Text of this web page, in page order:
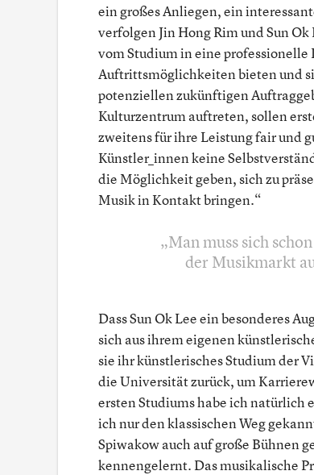
ein großes Anliegen, ein
verfolgen Jin Hong Rim und Sun
vom Studium in eine
Auftrittsmöglichkeiten bieten und
potenziellen zukünftigen
Kulturzentrum auftreten, sollen
zweitens für ihre Leistung fair und
Künstler_innen keine
die Möglichkeit geben, sich zu
Musik in Kontakt bringen.“
Man muss sich
der Musikmarkt
Dass Sun Ok Lee ein besonderes
sich aus ihrem eigenen
sie ihr künstlerisches Studium der
die Universität zurück, um
ersten Studiums habe ich natürlich
ich nur den klassischen Weg
Spiwakow auch auf große Bühnen
kennengelernt. Das musikalische